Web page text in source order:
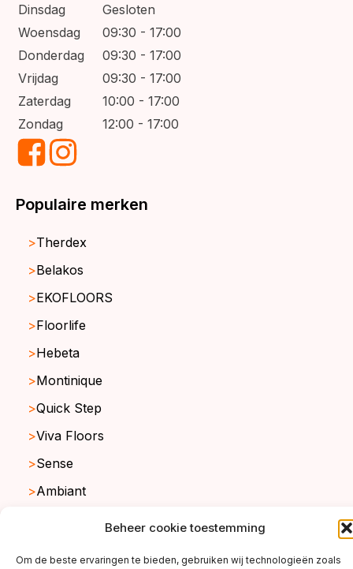
Beheer cookie toestemming
Om de beste ervaringen te bieden, gebruiken wij technologieën zoals
Dinsdag
Gesloten
Woensdag
09:30 - 17:00
Donderdag
09:30 - 17:00
Vrijdag
09:30 - 17:00
Zaterdag
10:00 - 17:00
Zondag
12:00 - 17:00
Populaire merken
Therdex
Belakos
EKOFLOORS
Floorlife
Hebeta
Montinique
Quick Step
Viva Floors
Sense
Ambiant
copyright ©2026